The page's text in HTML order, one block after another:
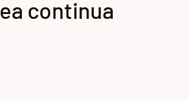
Arte e artisti Ispirazione
continua